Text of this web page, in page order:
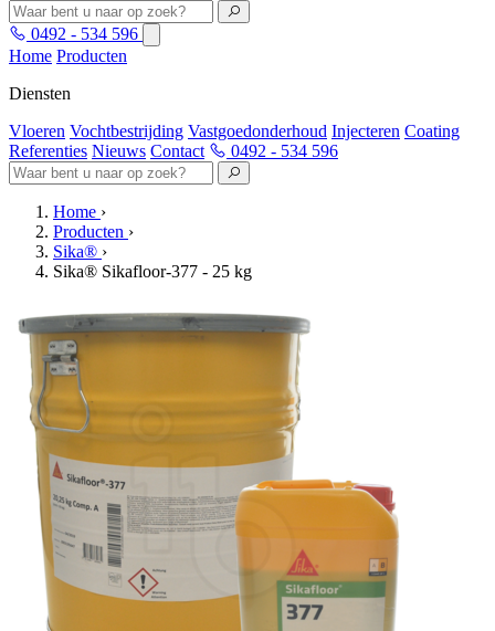
0492 - 534 596
Home Producten
Diensten
Vloeren Vochtbestrijding Vastgoedonderhoud Injecteren Coating
Referenties Nieuws Contact 0492 - 534 596
Home ›
Producten ›
Sika® ›
Sika® Sikafloor-377 - 25 kg